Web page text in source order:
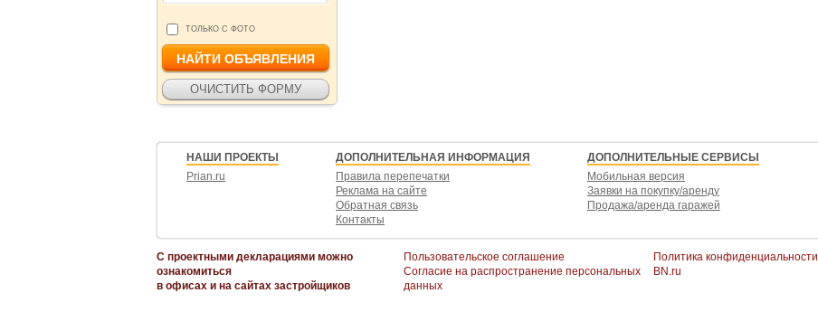
ТОЛЬКО С ФОТО
НАШИ ПРОЕКТЫ
Prian.ru
ДОПОЛНИТЕЛЬНАЯ ИНФОРМАЦИЯ
Правила перепечатки
Реклама на сайте
Обратная связь
Контакты
ДОПОЛНИТЕЛЬНЫЕ СЕРВИСЫ
Мобильная версия
Заявки на покупку/аренду
Продажа/аренда гаражей
С проектными декларациями можно
ознакомиться
в офисах и на сайтах застройщиков
Пользовательское соглашение
Согласие на распространение персональных
данных
Политика конфиденциальности
BN.ru